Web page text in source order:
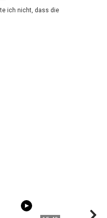
ich nicht, dass die